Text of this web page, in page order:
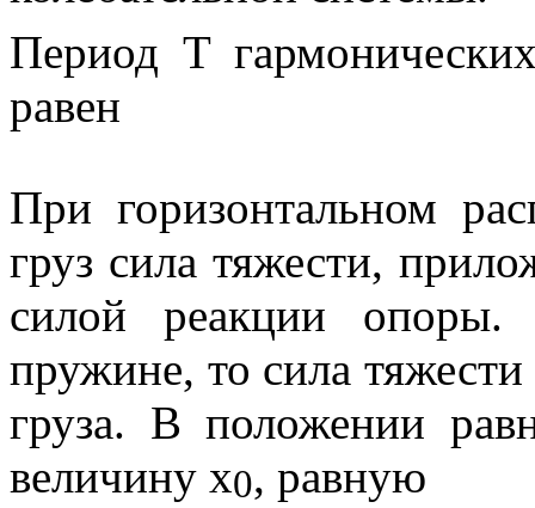
Период T
равен
При горизонтальном
груз сила тяжести,
силой реакции
пружине, то сила
груза. В положении
величину x0, равную